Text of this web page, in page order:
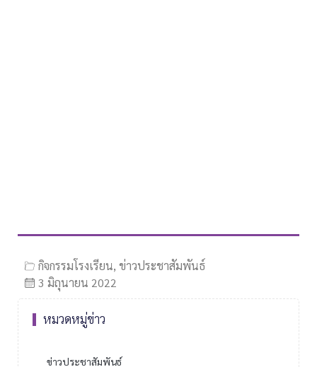
กิจกรรมโรงเรียน, ข่าวประชาสัมพันธ์
3 มิถุนายน 2022
หมวดหมู่ข่าว
ข่าวประชาสัมพันธ์